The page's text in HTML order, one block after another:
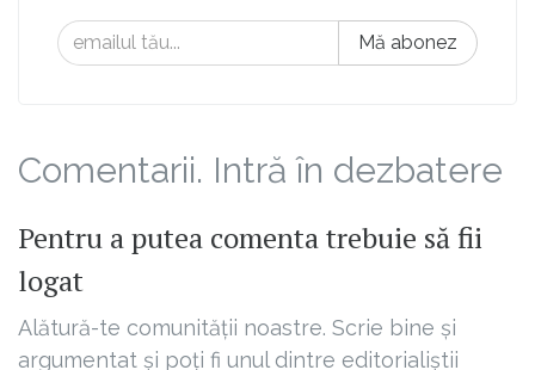
Mă abonez
Comentarii. Intră în dezbatere
Pentru a putea comenta trebuie să fii
logat
Alătură-te comunității noastre. Scrie bine și
argumentat și poți fi unul dintre editorialiștii